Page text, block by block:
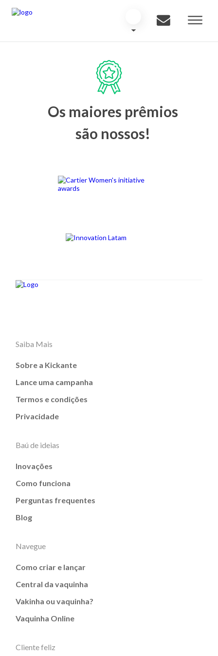
Os maiores prêmios
são nossos!
Saiba Mais
Sobre a Kickante
Lance uma campanha
Termos e condições
Privacidade
Baú de ideias
Inovações
Como funciona
Perguntas frequentes
Blog
Navegue
Como criar e lançar
Central da vaquinha
Vakinha ou vaquinha?
Vaquinha Online
Cliente feliz